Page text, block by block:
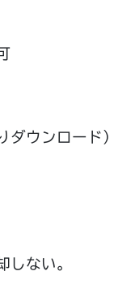
ウンロード）
ない。